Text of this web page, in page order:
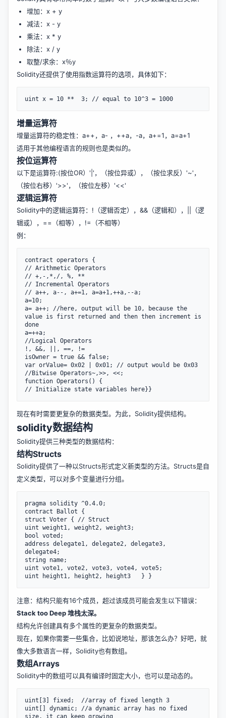
增加：x + y
减法：x - y
乘法：x * y
除法：x / y
取整/求余：x％y
Solidity还提供了使用指数运算符的选项，具体如下：
增量运算符
增量运算符的稳定性：a++，a- ，++a，-a，a+=1，a=a+1
适用于其他编程语言的规则也是类似的。
按位运算符
以下是运算符:(按位OR）'|'，（按位异或），（按位求反）'~'，
（按位右移）'>>'，（按位左移）'<<'
逻辑运算符
Solidity中的逻辑运算符：!（逻辑否定），&&（逻辑和），||（逻
辑或），==（相等），!=（不相等）
例：
contract operators {
// Arithmetic Operators
// +,-,*,/, %, **
// Incremental Operators
// a++, a--, a+=1, a=a+1,++a,--a;
a=10;
a= a++; //here, output will be 10, because the
value is first returned and then then increment is
done
a=++a;
//Logical Operators
!, &&, ||, ==, !=
isOwner = true && false;
var orValue= 0x02 | 0x01; // output would be 0x03
//Bitwise Operators~,>>, <<;
function Operators() {
现在有时需要更复杂的数据类型。为此，Solidity提供结构。
solidity数据结构
Solidity提供三种类型的数据结构：
结构Structs
Solidity提供了一种以Structs形式定义新类型的方法。Structs是自
定义类型，可以对多个变量进行分组。
pragma solidity ^0.4.0;
contract Ballot {
struct Voter { // Struct
uint weight1, weight2, weight3;
bool voted;
address delegate1, delegate2, delegate3,
delegate4;
string name;
uint vote1, vote2, vote3, vote4, vote5;
注意：结构只能有16个成员，超过该成员可能会发生以下错误：
Stack too Deep 堆栈太深。
结构允许创建具有多个属性的更复杂的数据类型。
现在，如果你需要一些集合，比如说地址，那该怎么办？好吧，就
像大多数语言一样，Solidity也有数组。
数组Arrays
Solidity中的数组可以具有编译时固定大小，也可以是动态的。
uint[3] fixed;  //array of fixed length 3
uint[] dynamic; //a dynamic array has no fixed